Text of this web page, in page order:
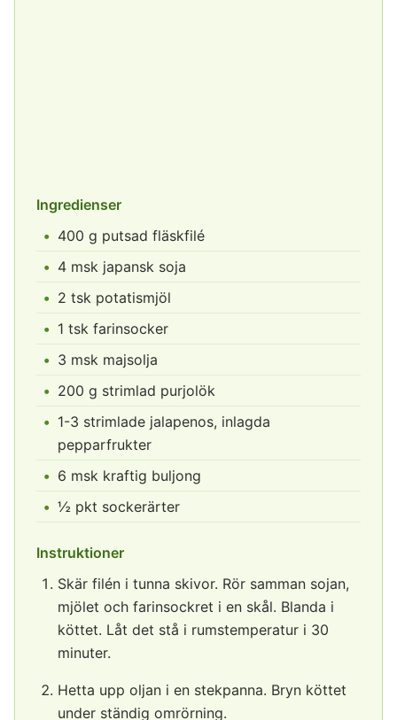
Ingredienser
400 g putsad fläskfilé
4 msk japansk soja
2 tsk potatismjöl
1 tsk farinsocker
3 msk majsolja
200 g strimlad purjolök
1-3 strimlade jalapenos, inlagda
pepparfrukter
6 msk kraftig buljong
½ pkt sockerärter
Instruktioner
Skär filén i tunna skivor. Rör samman sojan,
mjölet och farinsockret i en skål. Blanda i
köttet. Låt det stå i rumstemperatur i 30
minuter.
Hetta upp oljan i en stekpanna. Bryn köttet
under ständig omrörning.